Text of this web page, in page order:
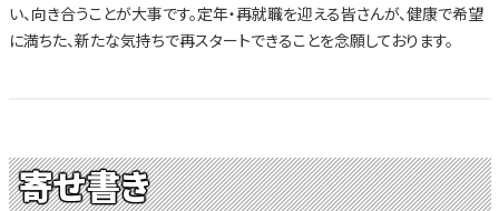
い、向き合うことが大事です。定年・再就職を迎える皆さんが、健康で希望
に満ちた、新たな気持ちで再スタートできることを念願しております。
寄せ書き